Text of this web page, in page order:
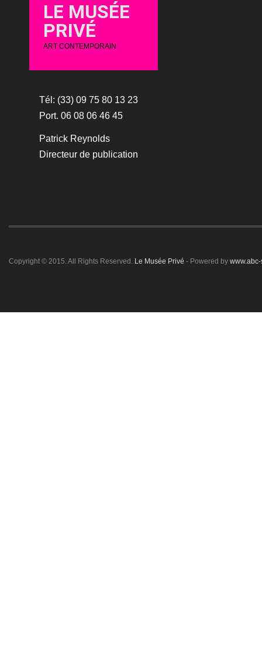
LE MUSÉE
PRIVÉ
ART CONTEMPORAIN
Tél: (33) 09 75 80 13 23
Port. 06 08 06 46 45
Patrick Reynolds
Directeur de publication
Copyright © 2015. All Rights Reserved. Le Musée Privé - Powered by